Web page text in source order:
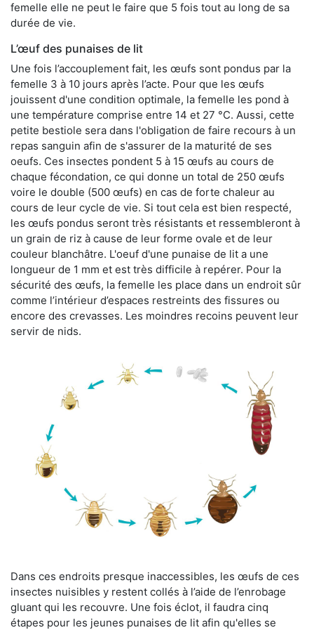
femelle elle ne peut le faire que 5 fois tout au long de sa
durée de vie.
L’œuf des punaises de lit
Une fois l’accouplement fait, les œufs sont pondus par la
femelle 3 à 10 jours après l’acte. Pour que les œufs
jouissent d'une condition optimale, la femelle les pond à
une température comprise entre 14 et 27 °C. Aussi, cette
petite bestiole sera dans l'obligation de faire recours à un
repas sanguin afin de s'assurer de la maturité de ses
oeufs. Ces insectes pondent 5 à 15 œufs au cours de
chaque fécondation, ce qui donne un total de 250 œufs
voire le double (500 œufs) en cas de forte chaleur au
cours de leur cycle de vie. Si tout cela est bien respecté,
les œufs pondus seront très résistants et ressembleront à
un grain de riz à cause de leur forme ovale et de leur
couleur blanchâtre. L'oeuf d'une punaise de lit a une
longueur de 1 mm et est très difficile à repérer. Pour la
sécurité des œufs, la femelle les place dans un endroit sûr
comme l’intérieur d’espaces restreints des fissures ou
encore des crevasses. Les moindres recoins peuvent leur
servir de nids.
Dans ces endroits presque inaccessibles, les œufs de ces
insectes nuisibles y restent collés à l’aide de l’enrobage
gluant qui les recouvre. Une fois éclot, il faudra cinq
étapes pour les jeunes punaises de lit afin qu'elles se